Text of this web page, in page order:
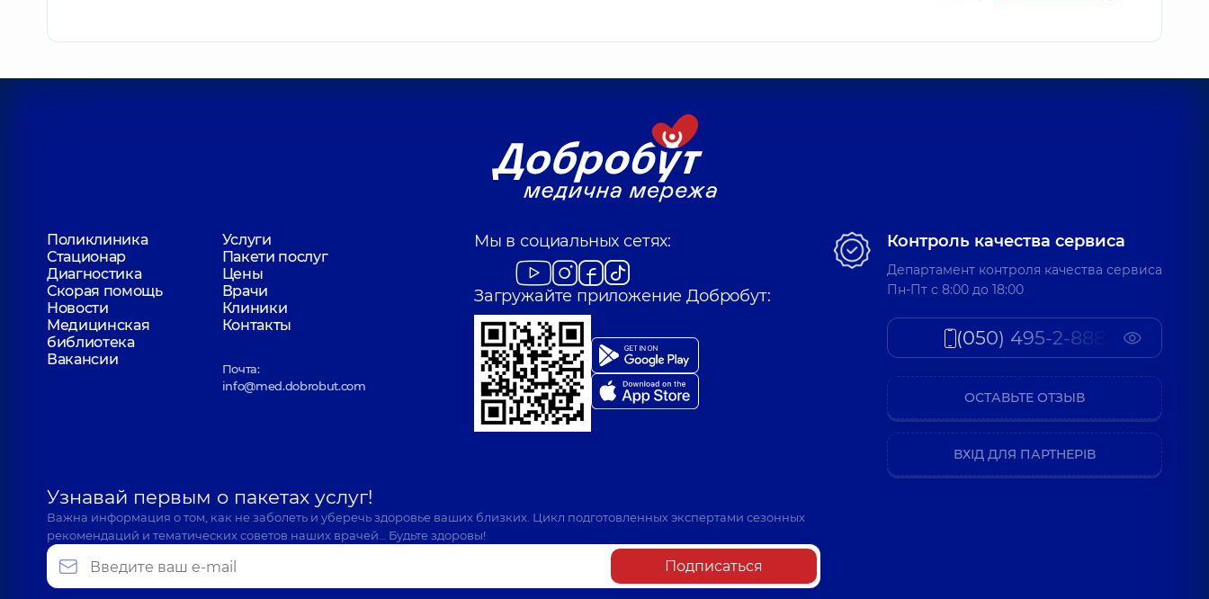
Поликлиника
Услуги
Стационар
Пакети послуг
Диагностика
Цены
Скорая помощь
Врачи
Новости
Клиники
Медицинская
библиотека
Контакты
Вакансии
Почта:
info@med.dobrobut.com
Мы в социальных сетях:
Загружайте приложение Добробут:
Узнавай первым о пакетах услуг!
Важна информация о том, как не заболеть и уберечь здоровье ваших близких. Цикл подготовленных экспертами сезонных
рекомендаций и тематических советов наших врачей… Будьте здоровы!
Подписаться
Контроль качества сервиса
Департамент контроля качества сервиса
Пн-Пт c 8:00 до 18:00
(050) 495-2-888
ОСТАВЬТЕ ОТЗЫВ
ВХІД ДЛЯ ПАРТНЕРІВ